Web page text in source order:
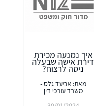
איך נמנעה מכירת
דירת אישה שבעלה
ניסה לרצוח?
מאת: אביעד גלס -
משרד עורכי דין